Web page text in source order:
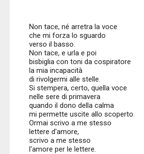
Non tace, né arretra la voce
che mi forza lo sguardo
verso il basso.
Non tace, e urla e poi
bisbiglia con toni da cospiratore
la mia incapacità
di rivolgermi alle stelle.
Si stempera, certo, quella voce
nelle sere di primavera
quando il dono della calma
mi permette uscite allo scoperto.
Ormai scrivo a me stesso
lettere d'amore,
scrivo a me stesso
l'amore per le lettere.